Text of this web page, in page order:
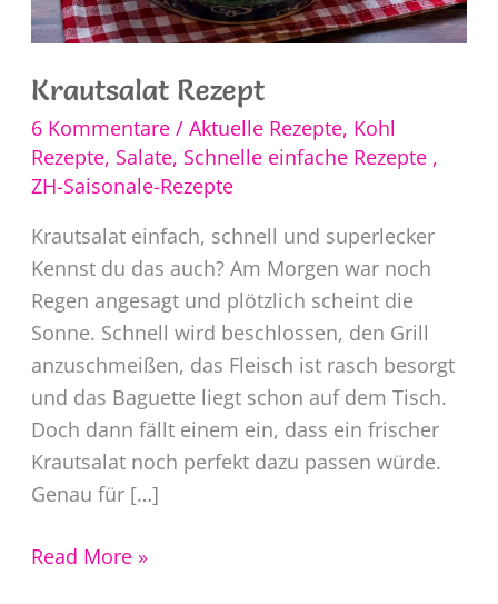
Krautsalat Rezept
6 Kommentare / Aktuelle Rezepte, Kohl
Rezepte, Salate, Schnelle einfache Rezepte ,
ZH-Saisonale-Rezepte
Krautsalat einfach, schnell und superlecker
Kennst du das auch? Am Morgen war noch
Regen angesagt und plötzlich scheint die
Sonne. Schnell wird beschlossen, den Grill
anzuschmeißen, das Fleisch ist rasch besorgt
und das Baguette liegt schon auf dem Tisch.
Doch dann fällt einem ein, dass ein frischer
Krautsalat noch perfekt dazu passen würde.
Genau für […]
Krautsalat
Read More »